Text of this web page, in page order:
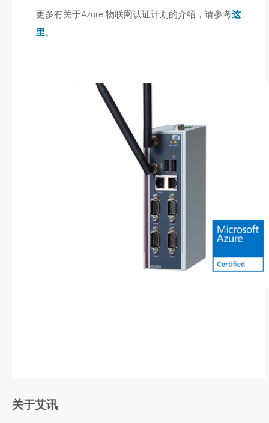
更多有关于Azure 物联网认证计划的介绍，请参考这
里。
关于艾讯